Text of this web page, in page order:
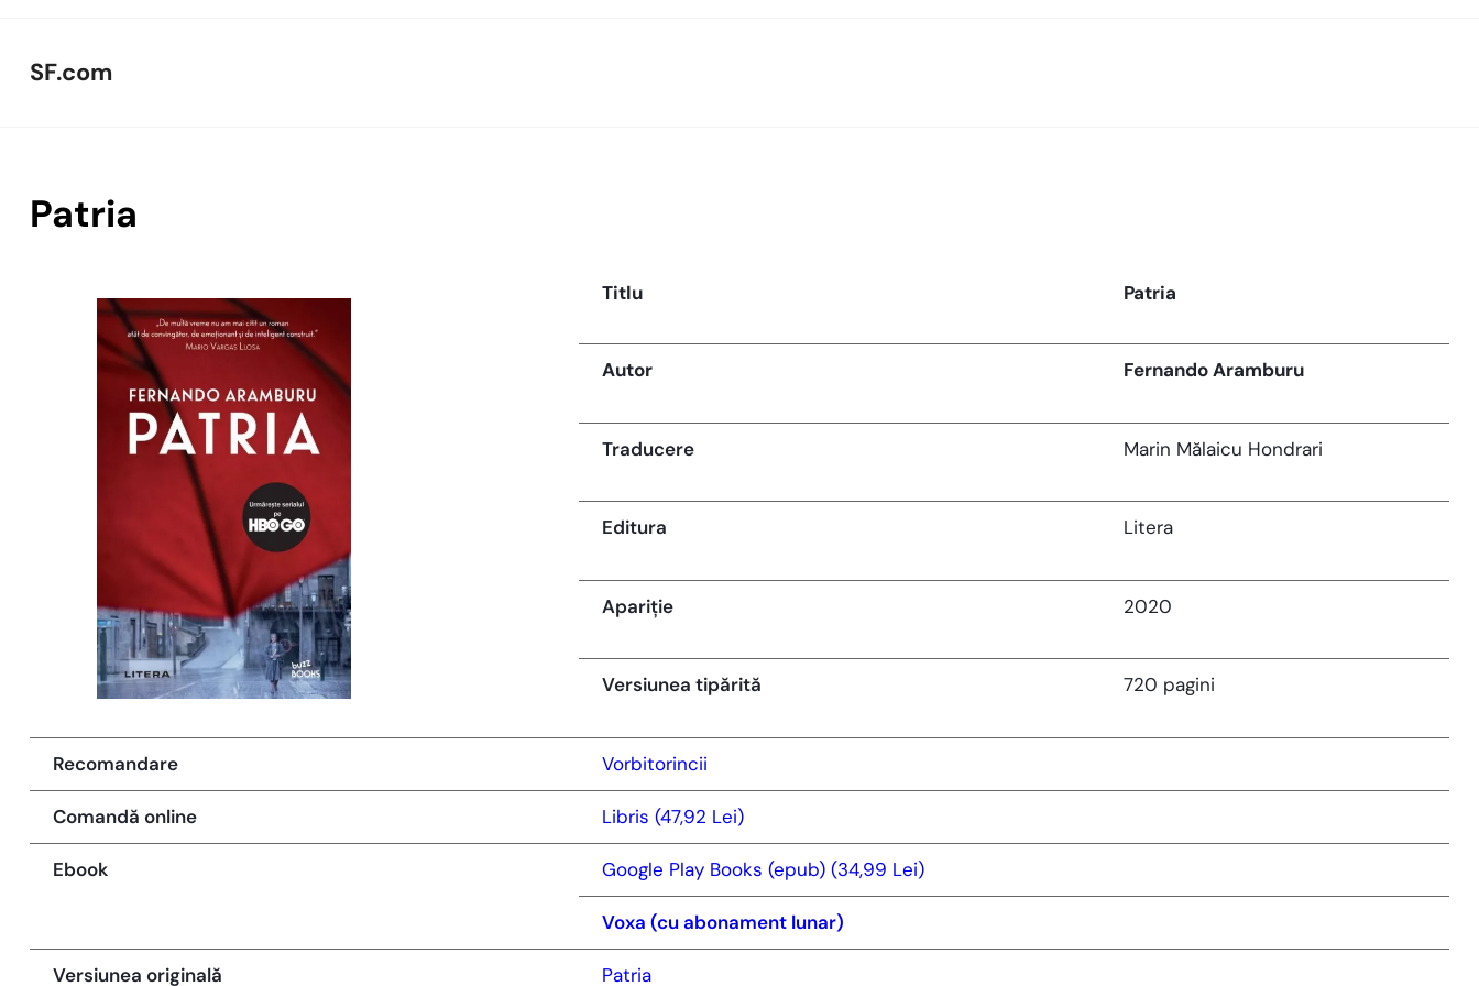
to
SF.com
Patria
Titlu Patria
Autor Fernando Aramburu
Traducere Marin Mălaicu Hondrari
Editura Litera
Apariție 2020
Versiunea tipărită 720 pagini
Recomandare Vorbitorincii
Comandă online Libris (47,92 Lei)
Ebook Google Play Books (epub) (34,99 Lei)
Voxa (cu abonament lunar)
Versiunea originală Patria